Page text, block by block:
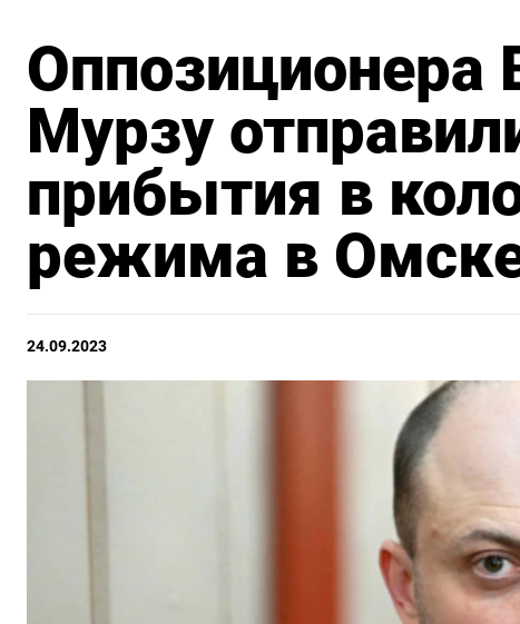
Мурзу
прибытия в
режима в
24.09.2023